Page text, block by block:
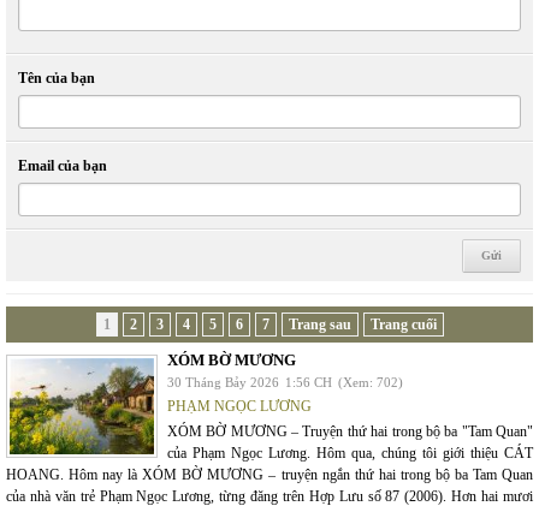
Tên của bạn
Email của bạn
1 2 3 4 5 6 7 Trang sau Trang cuối
XÓM BỜ MƯƠNG
30 Tháng Bảy 2026 1:56 CH (Xem: 702)
PHẠM NGỌC LƯƠNG
XÓM BỜ MƯƠNG – Truyện thứ hai trong bộ ba "Tam Quan"
của Phạm Ngọc Lương. Hôm qua, chúng tôi giới thiệu CÁT
HOANG. Hôm nay là XÓM BỜ MƯƠNG – truyện ngắn thứ hai trong bộ ba Tam Quan
của nhà văn trẻ Phạm Ngọc Lương, từng đăng trên Hợp Lưu số 87 (2006). Hơn hai mươi